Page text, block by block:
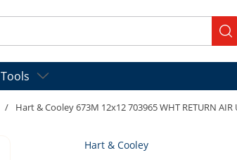
Tools
/ Hart & Cooley 673M 12x12 703965 WHT RETURN AIR
Hart & Cooley